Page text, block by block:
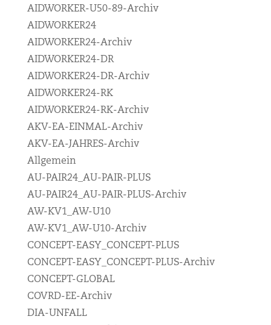
AIDWORKER-U50-89-Archiv
AIDWORKER24
AIDWORKER24-Archiv
AIDWORKER24-DR
AIDWORKER24-DR-Archiv
AIDWORKER24-RK
AIDWORKER24-RK-Archiv
AKV-EA-EINMAL-Archiv
AKV-EA-JAHRES-Archiv
Allgemein
AU-PAIR24_AU-PAIR-PLUS
AU-PAIR24_AU-PAIR-PLUS-Archiv
AW-KV1_AW-U10
AW-KV1_AW-U10-Archiv
CONCEPT-EASY_CONCEPT-PLUS
CONCEPT-EASY_CONCEPT-PLUS-Archiv
CONCEPT-GLOBAL
COVRD-EE-Archiv
DIA-UNFALL